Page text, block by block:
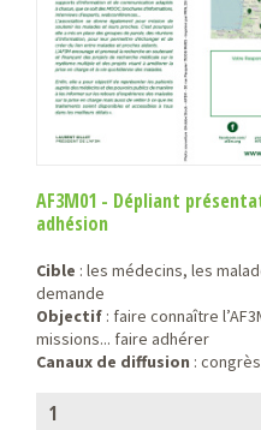
AF3M01 - Dépliant
adhésion
Cible : les médecins, les
demande
Objectif : faire connaître
missions... faire adhérer
Canaux de diffusion :